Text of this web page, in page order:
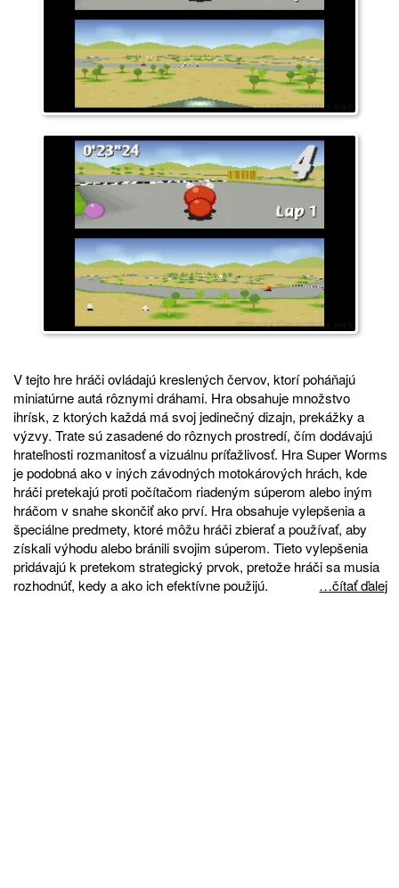
V tejto hre hráči ovládajú kreslených červov, ktorí poháňajú
miniatúrne autá rôznymi dráhami. Hra obsahuje množstvo
ihrísk, z ktorých každá má svoj jedinečný dizajn, prekážky a
výzvy. Trate sú zasadené do rôznych prostredí, čím dodávajú
hrateľnosti rozmanitosť a vizuálnu príťažlivosť. Hra Super Worms
je podobná ako v iných závodných motokárových hrách, kde
hráči pretekajú proti počítačom riadeným súperom alebo iným
hráčom v snahe skončiť ako prví. Hra obsahuje vylepšenia a
špeciálne predmety, ktoré môžu hráči zbierať a používať, aby
získali výhodu alebo bránili svojim súperom. Tieto vylepšenia
pridávajú k pretekom strategický prvok, pretože hráči sa musia
rozhodnúť, kedy a ako ich efektívne použijú.
…čítať ďalej